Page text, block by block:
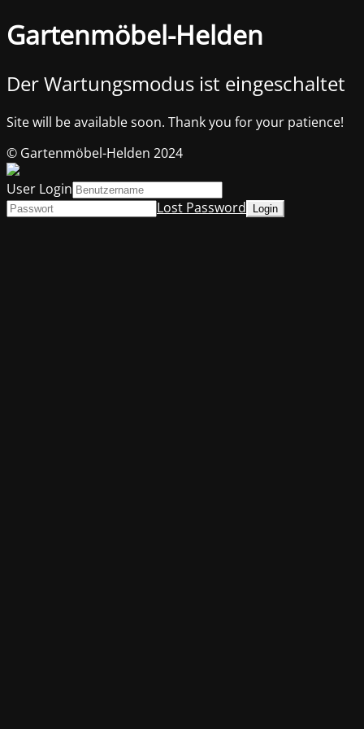
Gartenmöbel-Helden
Der Wartungsmodus ist eingeschaltet
Site will be available soon. Thank you for your patience!
© Gartenmöbel-Helden 2024
User Login
Lost Password